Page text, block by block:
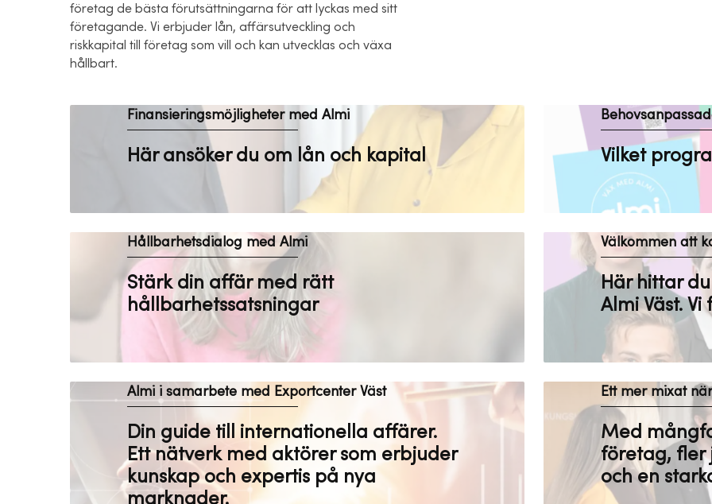
företag de bästa förutsättningarna för att lyckas med sitt
företagande. Vi erbjuder lån, affärsutveckling och
riskkapital till företag som vill och kan utvecklas och växa
hållbart.
Finansieringsmöjligheter med Almi
Här ansöker du om lån och kapital Vilket
Hållbarhetsdialog med Almi
Stärk din affär med rätt
hållbarhetssatsningar
Välkommen att
Här hittar
Almi Väst.
Almi i samarbete med Exportcenter Väst
Din guide till internationella affärer.
Ett nätverk med aktörer som erbjuder
kunskap och expertis på nya
Ett mer mixat
Med
företag, fler
och en